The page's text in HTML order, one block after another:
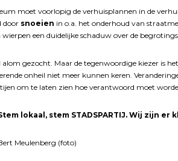
moet voorlopig de verhuisplannen in de
door snoeien in o.a. het onderhoud van
een duidelijke schaduw over de
gezocht. Maar de tegenwoordige kiezer is
onheil niet meer kunnen keren.
om te laten zien hoe verantwoord moet
lokaal, stem STADSPARTIJ. Wij zijn er
Meulenberg (foto)